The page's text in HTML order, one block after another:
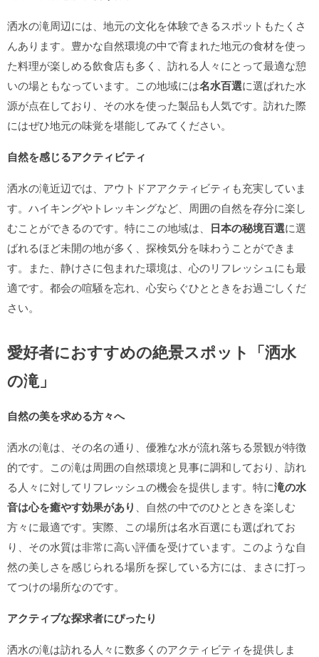
洒水の滝周辺には、地元の文化を体験できるスポットもたくさ
んあります。豊かな自然環境の中で育まれた地元の食材を使っ
た料理が楽しめる飲食店も多く、訪れる人々にとって最適な憩
いの場ともなっています。この地域には名水百選に選ばれた水
源が点在しており、その水を使った製品も人気です。訪れた際
にはぜひ地元の味覚を堪能してみてください。
自然を感じるアクティビティ
洒水の滝近辺では、アウトドアアクティビティも充実していま
す。ハイキングやトレッキングなど、周囲の自然を存分に楽し
むことができるのです。特にこの地域は、 日本の秘境百選に選
ばれるほど未開の地が多く、探検気分を味わうことができま
す。また、静けさに包まれた環境は、心のリフレッシュにも最
適です。都会の喧騒を忘れ、心安らぐひとときをお過ごしくだ
さい。
愛好者におすすめの絶景スポット「洒水
の滝」
自然の美を求める方々へ
洒水の滝は、その名の通り、優雅な水が流れ落ちる景観が特徴
的です。この滝は周囲の自然環境と見事に調和しており、訪れ
る人々に対してリフレッシュの機会を提供します。特に滝の水
音は心を癒やす効果があり
、自然の中でのひとときを楽しむ
方々に最適です。実際、この場所は名水百選にも選ばれてお
り、その水質は非常に高い評価を受けています。このような自
然の美しさを感じられる場所を探している方には、まさに打っ
てつけの場所なのです。
アクティブな探求者にぴったり
洒水の滝は訪れる人々に数多くのアクティビティを提供しま